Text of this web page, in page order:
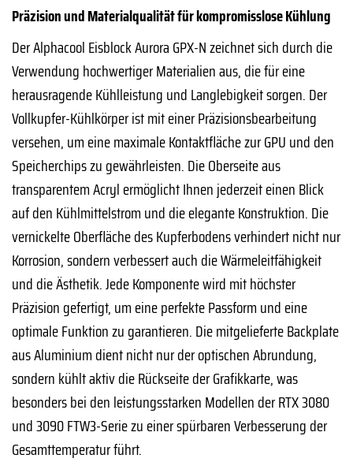
Präzision und Materialqualität für kompromisslose Kühlung
Der Alphacool Eisblock Aurora GPX-N zeichnet sich durch die
Verwendung hochwertiger Materialien aus, die für eine
herausragende Kühlleistung und Langlebigkeit sorgen. Der
Vollkupfer-Kühlkörper ist mit einer Präzisionsbearbeitung
versehen, um eine maximale Kontaktfläche zur GPU und den
Speicherchips zu gewährleisten. Die Oberseite aus
transparentem Acryl ermöglicht Ihnen jederzeit einen Blick
auf den Kühlmittelstrom und die elegante Konstruktion. Die
vernickelte Oberfläche des Kupferbodens verhindert nicht nur
Korrosion, sondern verbessert auch die Wärmeleitfähigkeit
und die Ästhetik. Jede Komponente wird mit höchster
Präzision gefertigt, um eine perfekte Passform und eine
optimale Funktion zu garantieren. Die mitgelieferte Backplate
aus Aluminium dient nicht nur der optischen Abrundung,
sondern kühlt aktiv die Rückseite der Grafikkarte, was
besonders bei den leistungsstarken Modellen der RTX 3080
und 3090 FTW3-Serie zu einer spürbaren Verbesserung der
Gesamttemperatur führt.